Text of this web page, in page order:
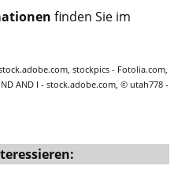
finden Sie im
stockpics - Fotolia.com,
AND I - stock.adobe.com, © utah778 -